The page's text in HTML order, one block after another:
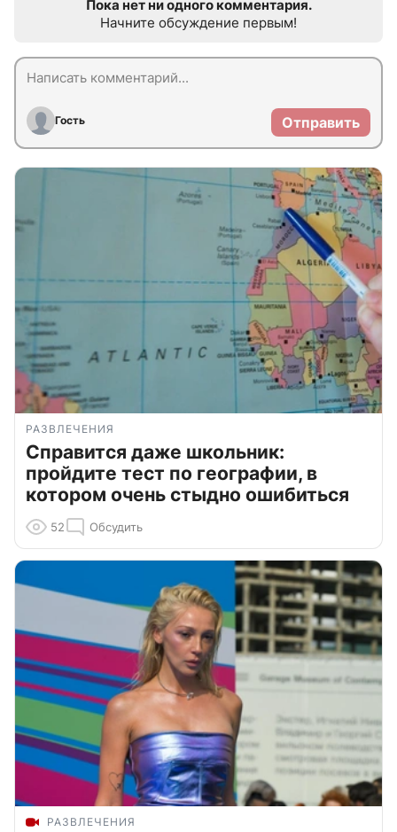
Пока нет ни одного комментария.
Начните обсуждение первым!
Гость Отправить
РАЗВЛЕЧЕНИЯ
Справится даже школьник:
пройдите тест по географии, в
котором очень стыдно ошибиться
52 Обсудить
РАЗВЛЕЧЕНИЯ